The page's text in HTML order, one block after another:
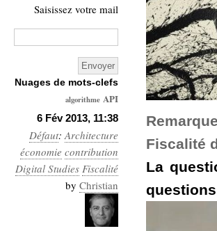
6 Fév 2013, 11:38
Défaut:Architecture
économie contribution
Digital Studies Fiscalité
by Christian
Fiscalité
La
Saisissez votre mail
Nuages de mots-clefs
algorithme API
Architecture
Ars-
Industrialis
business_model
cinéma